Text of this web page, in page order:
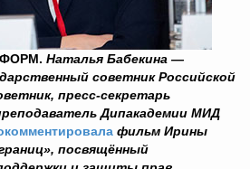
Наталья Бабекина —
советник Российской
пресс-секретарь
Дипакадемии МИД
фильм Ирины
посвящённый